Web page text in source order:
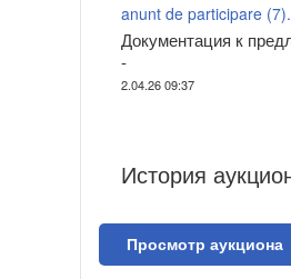
anunt de participare
Документация к
-
2.04.26 09:37
История
Просмотр аукциона